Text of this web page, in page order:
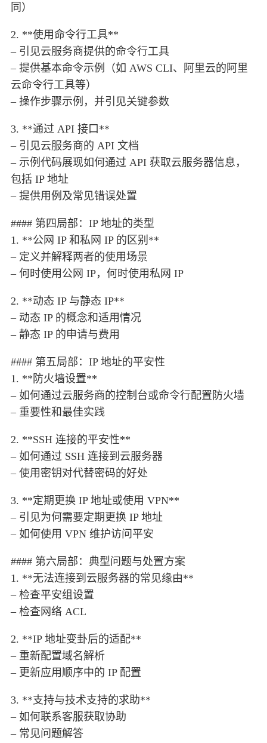
同）
2. **使用命令行工具**
– 引见云服务商提供的命令行工具
– 提供基本命令示例（如 AWS CLI、阿里云的阿里
云命令行工具等）
– 操作步骤示例，并引见关键参数
3. **通过 API 接口**
– 引见云服务商的 API 文档
– 示例代码展现如何通过 API 获取云服务器信息，
包括 IP 地址
– 提供用例及常见错误处置
#### 第四局部：IP 地址的类型
1. **公网 IP 和私网 IP 的区别**
– 定义并解释两者的使用场景
– 何时使用公网 IP，何时使用私网 IP
2. **动态 IP 与静态 IP**
– 动态 IP 的概念和适用情况
– 静态 IP 的申请与费用
#### 第五局部：IP 地址的平安性
1. **防火墙设置**
– 如何通过云服务商的控制台或命令行配置防火墙
– 重要性和最佳实践
2. **SSH 连接的平安性**
– 如何通过 SSH 连接到云服务器
– 使用密钥对代替密码的好处
3. **定期更换 IP 地址或使用 VPN**
– 引见为何需要定期更换 IP 地址
– 如何使用 VPN 维护访问平安
#### 第六局部：典型问题与处置方案
1. **无法连接到云服务器的常见缘由**
– 检查平安组设置
– 检查网络 ACL
2. **IP 地址变卦后的适配**
– 重新配置域名解析
– 更新应用顺序中的 IP 配置
3. **支持与技术支持的求助**
– 如何联系客服获取协助
– 常见问题解答